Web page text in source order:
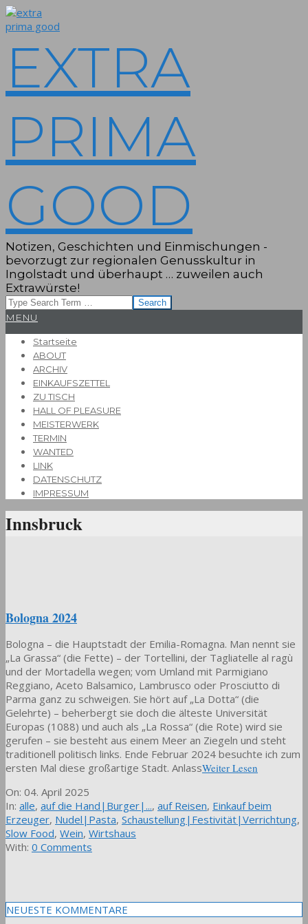
Skip
to
EXTRA
PRIMA
GOOD
Notizen, Geschichten und Einmischungen -
bevorzugt zur regionalen Genusskultur in
Ingolstadt und überhaupt … zuweilen auch
Extrawürste!
Search
Primary
Menu
MENU
Startseite
ABOUT
ARCHIV
EINKAUFSZETTEL
ZU TISCH
HALL OF PLEASURE
MEISTERWERK
TERMIN
WANTED
LINK
DATENSCHUTZ
IMPRESSUM
Innsbruck
Bologna 2024
Bologna – die Hauptstadt der Emilia-Romagna. Man nennt sie
„La Grassa“ (die Fette) – der Tortellini, der Tagliatelle al ragù
und der Mortadella wegen; vom Umland mit Parmigiano
Reggiano, Aceto Balsamico, Lambrusco oder Prosciutto di
Parma ganz zu schweigen. Sie hört auf „La Dotta“ (die
Gelehrte) – beherbergt sie doch die älteste Universität
Europas (1088) und auch als „La Rossa“ (die Rote) wird sie
gerufen – sie besteht aus einem Meer an Ziegeln und steht
traditionell politisch links. Ende Februar 2024 besuchte ich zum
ersten Mal diese großartige Stadt. AnlassWeiter Lesen
2025-
04-
04
On: 04. April 2025
In: alle, auf die Hand|Burger|..., auf Reisen, Einkauf beim
Erzeuger, Nudel|Pasta, Schaustellung|Festivität|Verrichtung,
Slow Food, Wein, Wirtshaus
With: 0 Comments
NEUESTE KOMMENTARE